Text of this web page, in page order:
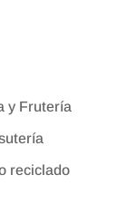
y Frutería
reciclado